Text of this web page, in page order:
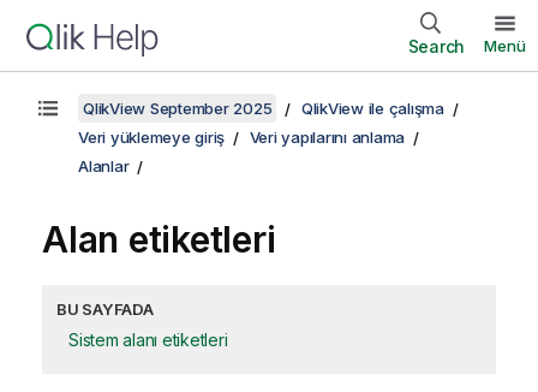
Search Menü
QlikView September 2025
QlikView ile çalışma
Veri yüklemeye giriş
Veri yapılarını anlama
Alanlar
Alan etiketleri
BU SAYFADA
Sistem alanı etiketleri